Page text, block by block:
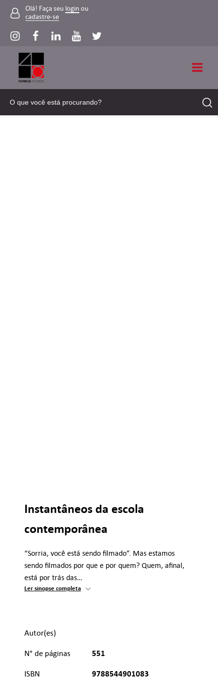
Olá! Faça seu login ou
cadastre-se
Instantâneos da escola
contemporânea
“Sorria, você está sendo filmado”. Mas estamos
sendo filmados por que e por quem? Quem, afinal,
está por trás das…
Ler sinopse completa
Autor(es)
N° de páginas 551
ISBN 9788544901083